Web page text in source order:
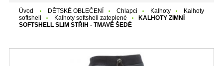
Úvod DĚTSKÉ OBLEČENÍ Chlapci Kalhoty
Kalhoty
softshell
Kalhoty softshell zateplené
KALHOTY ZIMNÍ
SOFTSHELL SLIM STŘIH - TMAVĚ ŠEDÉ